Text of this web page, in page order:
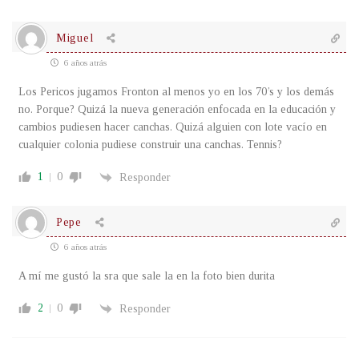
Miguel
6 años atrás
Los Pericos jugamos Fronton al menos yo en los 70’s y los demás
no. Porque? Quizá la nueva generación enfocada en la educación y
cambios pudiesen hacer canchas. Quizá alguien con lote vacío en
cualquier colonia pudiese construir una canchas. Tennis?
1 0 Responder
Pepe
6 años atrás
A mí me gustó la sra que sale la en la foto bien durita
2 0 Responder